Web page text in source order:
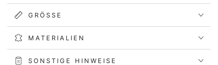
GRÖSSE
MATERIALIEN
SONSTIGE HINWEISE